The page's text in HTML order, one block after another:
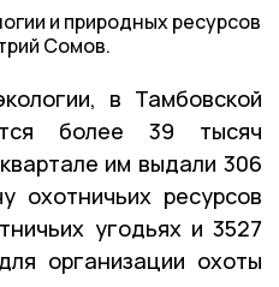
и природных ресурсов
Сомов.
в Тамбовской
более 39 тысяч
им выдали 306
охотничьих ресурсов
угодьях и 3527
организации охоты